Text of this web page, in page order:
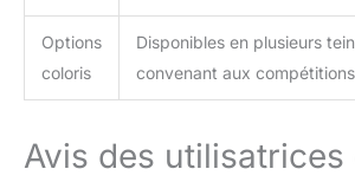
Options
coloris
Disponibles en plusieurs
convenant aux
Avis des utilisatrices